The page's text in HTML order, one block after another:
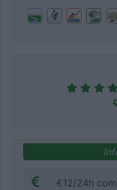
€12/24h